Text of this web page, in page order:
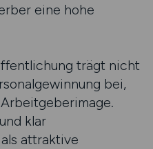
eine hohe
trägt nicht
bei,
klar
attraktive